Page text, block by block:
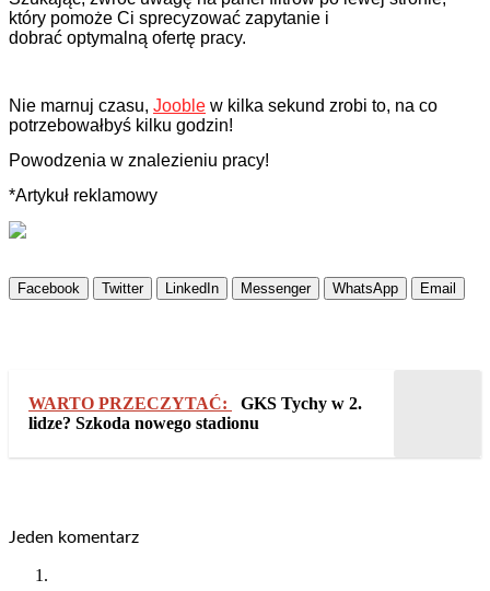
który pomoże Ci sprecyzować zapytanie i
dobrać optymalną ofertę pracy.
Nie marnuj czasu, Jooble w kilka sekund zrobi to, na co
potrzebowałbyś kilku godzin!
Powodzenia w znalezieniu pracy!
*Artykuł reklamowy
Facebook Twitter LinkedIn Messenger WhatsApp Email
WARTO PRZECZYTAĆ:
GKS Tychy w 2.
lidze? Szkoda nowego stadionu
2018-
Jeden komentarz